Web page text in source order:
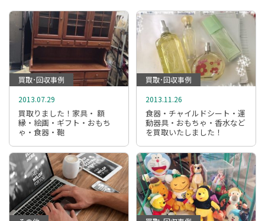
買取･回収事例
2013.07.29
買取りました！家具・ 額
縁・絵画・ギフト・おもち
ゃ・食器・鞄
買取･回収事例
2013.11.26
食器・チャイルドシート・運
動器具・おもちゃ・香水など
を買取いたしました！